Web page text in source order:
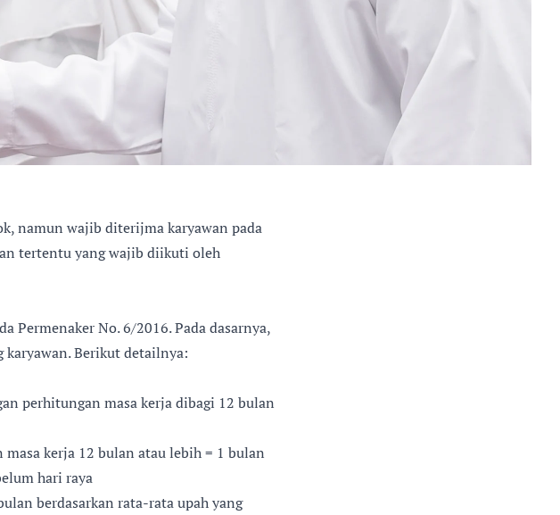
namun wajib diterijma karyawan pada
tertentu yang wajib diikuti oleh
Permenaker No. 6/2016. Pada dasarnya,
Berikut detailnya:
perhitungan masa kerja dibagi 12 bulan
kerja 12 bulan atau lebih = 1 bulan
hari raya
berdasarkan rata-rata upah yang